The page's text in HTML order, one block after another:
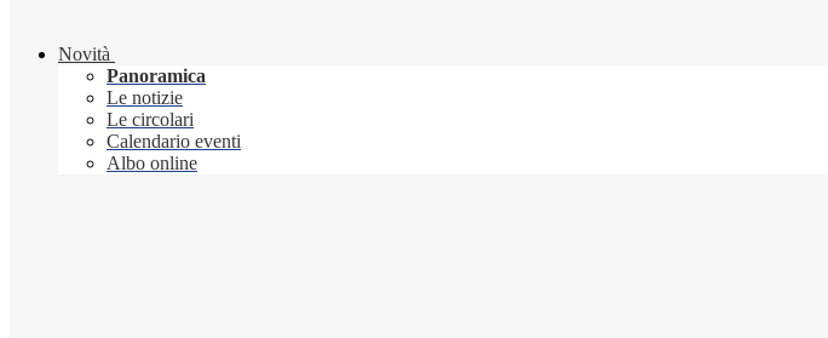
Novità
Panoramica
Le notizie
Le circolari
Calendario eventi
Albo online